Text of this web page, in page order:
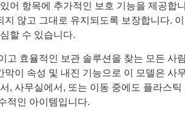
어 항목에 추가적인 보호 기능을 제공합
않고 그대로 유지되도록 보장합니다.
할 수 있습니다.
고 효율적인 보관 솔루션을 찾는 모든 사
이 속성 및 내진 기능으로 이 모델은 사
, 사무실에서, 또는 이동 중에도 플라스
적인 아이템입니다.